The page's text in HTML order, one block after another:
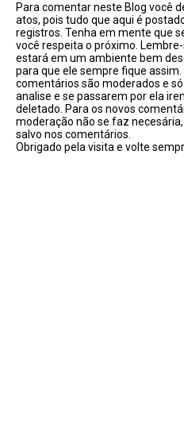
Para comentar neste Blog você
atos, pois tudo que aqui é
registros. Tenha em mente que
você respeita o próximo.
estará em um ambiente bem
para que ele sempre fique assim.
comentários são moderados e
analise e se passarem por ela
deletado. Para os novos
moderação não se faz
salvo nos comentários.
Obrigado pela visita e volte